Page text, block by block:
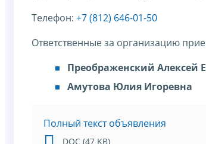
Телефон: +7 (812) 646-01-50
Ответственные за организацию
Преображенский Алексей
Амутова Юлия Игоревна
Полный текст объявления
DOC (47 KB)